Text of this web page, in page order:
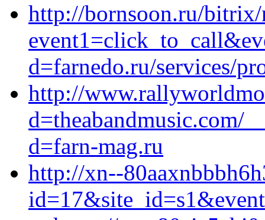
http://bornsoon.ru/bitrix/
d=farnedo.ru/services/
http://
d=theabandmusic.com/
d=farn-mag.ru
http://xn--